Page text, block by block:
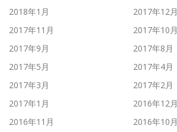
2018年1月
2017年12月
2017年11月
2017年10月
2017年9月
2017年8月
2017年5月
2017年4月
2017年3月
2017年2月
2017年1月
2016年12月
2016年11月
2016年10月